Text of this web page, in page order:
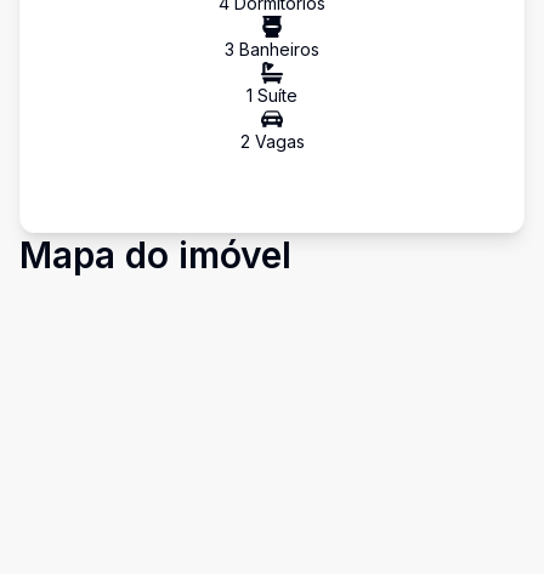
3 Banheiros
1 Suíte
2 Vagas
Mapa do imóvel